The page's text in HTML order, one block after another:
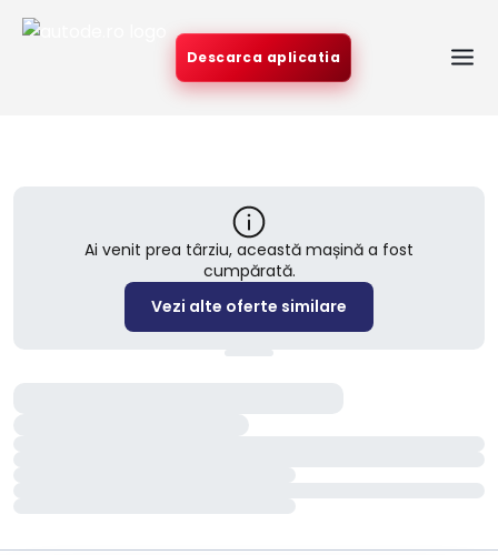
Descarca aplicatia
Ai venit prea târziu, această mașină a fost
cumpărată.
Vezi alte oferte similare